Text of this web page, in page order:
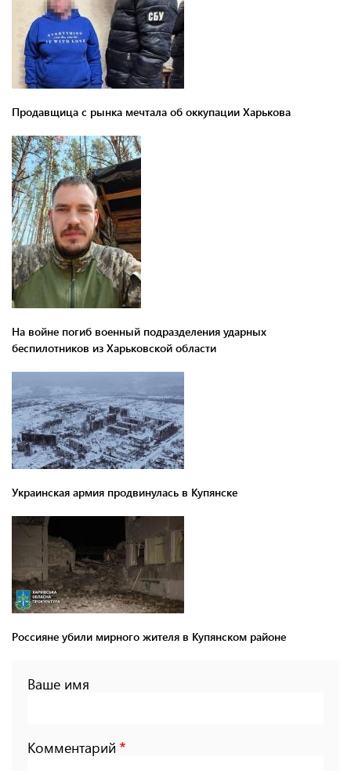
Продавщица с рынка мечтала об оккупации Харькова
На войне погиб военный подразделения ударных
беспилотников из Харьковской области
Украинская армия продвинулась в Купянске
Россияне убили мирного жителя в Купянском районе
Ваше имя
Комментарий